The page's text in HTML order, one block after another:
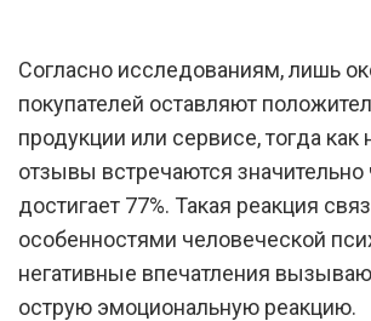
Согласно исследованиям, лишь
покупателей оставляют
продукции или сервисе, тогда как
отзывы встречаются
достигает 77%. Такая реакция
особенностями человеческой
негативные впечатления
острую эмоциональную реакцию.